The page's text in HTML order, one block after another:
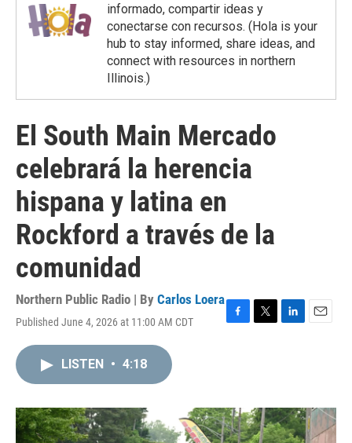
informado, compartir ideas y
conectarse con recursos. (Hola is your
hub to stay informed, share ideas, and
connect with resources in northern
Illinois.)
El South Main Mercado
celebrará la herencia
hispana y latina en
Rockford a través de la
comunidad
Northern Public Radio | By Carlos Loera
Published June 4, 2026 at 11:00 AM CDT
F
o
k
T
r
L
I
n
E
LISTEN • 4:18